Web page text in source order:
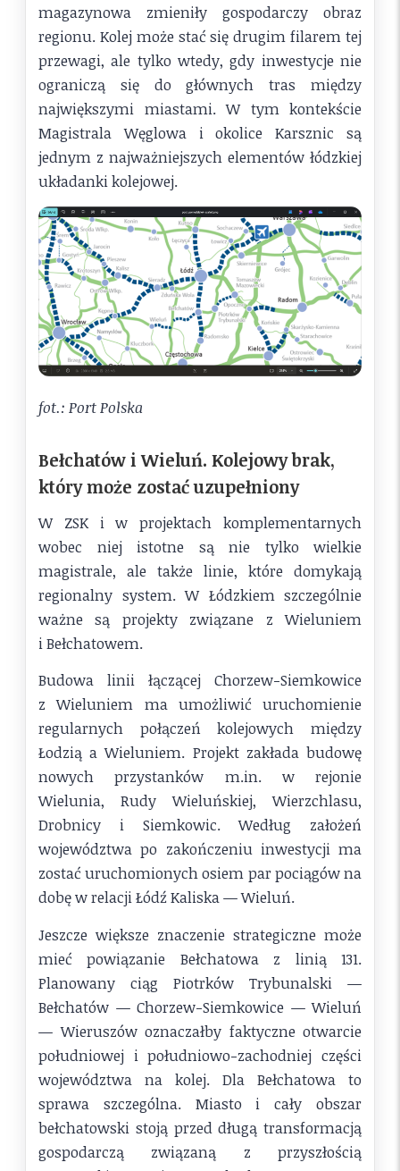
magazynowa zmieniły gospodarczy obraz
regionu. Kolej może stać się drugim filarem tej
przewagi, ale tylko wtedy, gdy inwestycje nie
ograniczą się do głównych tras między
największymi miastami. W tym kontekście
Magistrala Węglowa i okolice Karsznic są
jednym z najważniejszych elementów łódzkiej
układanki kolejowej.
fot.: Port Polska
Bełchatów i Wieluń. Kolejowy brak,
który może zostać uzupełniony
W ZSK i w projektach komplementarnych
wobec niej istotne są nie tylko wielkie
magistrale, ale także linie, które domykają
regionalny system. W Łódzkiem szczególnie
ważne są projekty związane z Wieluniem
i Bełchatowem.
Budowa linii łączącej Chorzew-Siemkowice
z Wieluniem ma umożliwić uruchomienie
regularnych połączeń kolejowych między
Łodzią a Wieluniem. Projekt zakłada budowę
nowych przystanków m.in. w rejonie
Wielunia, Rudy Wieluńskiej, Wierzchlasu,
Drobnicy i Siemkowic. Według założeń
województwa po zakończeniu inwestycji ma
zostać uruchomionych osiem par pociągów na
dobę w relacji Łódź Kaliska — Wieluń.
Jeszcze większe znaczenie strategiczne może
mieć powiązanie Bełchatowa z linią 131.
Planowany ciąg Piotrków Trybunalski —
Bełchatów — Chorzew-Siemkowice — Wieluń
— Wieruszów oznaczałby faktyczne otwarcie
południowej i południowo-zachodniej części
województwa na kolej. Dla Bełchatowa to
sprawa szczególna. Miasto i cały obszar
bełchatowski stoją przed długą transformacją
gospodarczą związaną z przyszłością